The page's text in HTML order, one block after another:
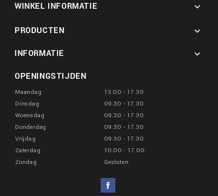
WINKEL INFORMATIE 
PRODUCTEN

INFORMATIE

OPENINGSTIJDEN
Maandag
13.00 - 17.30
Dinsdag
09.30 - 17.30
Woensdag
09.30 - 17.30
Donderdag
09.30 - 17.30
Vrijdag
09.30 - 17.30
Zaterdag
10.00 - 17.00
Zondag
Gesloten